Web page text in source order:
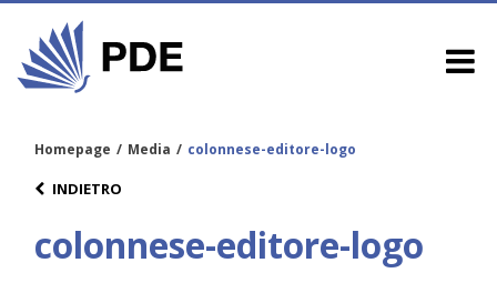
Homepage / Media / colonnese-editore-logo
INDIETRO
colonnese-editore-logo